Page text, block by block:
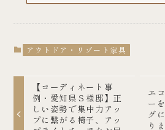
アウトドア・リゾート家具
【コーディネート事
例・愛知県Ｓ様邸】正
しい姿勢で集中力アッ
プに繋がる椅子、アッ
エ
ー
グ
り